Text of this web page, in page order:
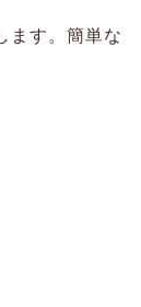
ます。簡単な